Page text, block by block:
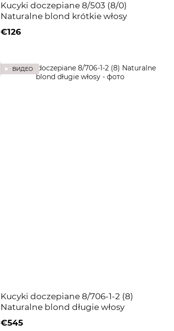
Kucyki doczepiane 8/503 (8/0)
Naturalne blond krótkie włosy
€126
ВИДЕО
Kucyki doczepiane 8/706-1-2 (8)
Naturalne blond długie włosy
€545